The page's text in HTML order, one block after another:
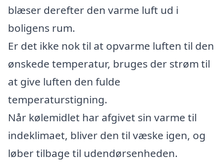
blæser derefter den varme luft ud i
boligens rum.
Er det ikke nok til at opvarme luften til den
ønskede temperatur, bruges der strøm til
at give luften den fulde
temperaturstigning.
Når kølemidlet har afgivet sin varme til
indeklimaet, bliver den til væske igen, og
løber tilbage til udendørsenheden.